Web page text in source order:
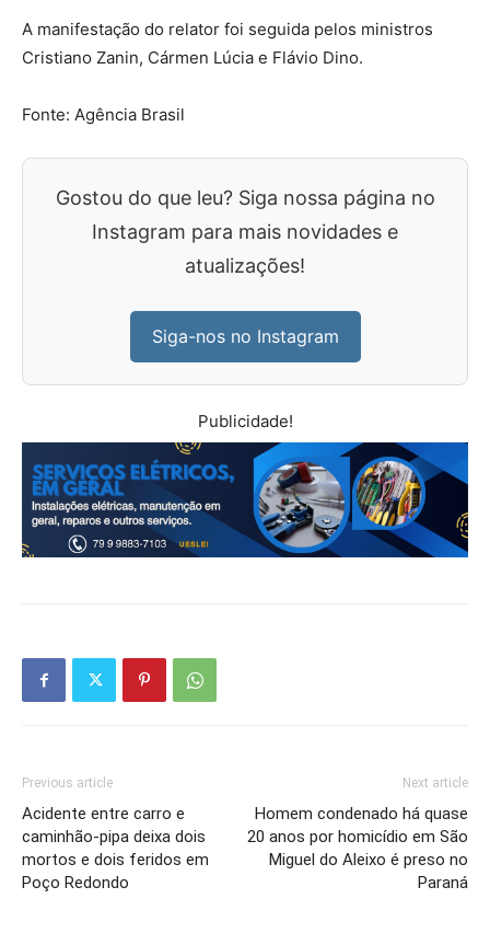
A manifestação do relator foi seguida pelos ministros
Cristiano Zanin, Cármen Lúcia e Flávio Dino.
Fonte: Agência Brasil
Gostou do que leu? Siga nossa página no
Instagram para mais novidades e
atualizações!
Siga-nos no Instagram
Publicidade!
Previous article
Acidente entre carro e
caminhão-pipa deixa dois
mortos e dois feridos em
Poço Redondo
Next article
Homem condenado há quase
20 anos por homicídio em São
Miguel do Aleixo é preso no
Paraná